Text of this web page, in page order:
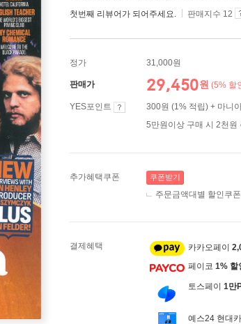
첫번째 리뷰어가 되어주세요. 판매지수 12
정가 31,000원
판매가 29,450원 (5% 할
YES포인트
300원 (1% 적립) + 마니
5만원이상 구매 시 2천원
추가혜택쿠폰 쿠폰받기
주문금액대별 할인쿠폰
결제혜택 카카오페이
페이코 1% 할
토스페이 1만
예스24 현대